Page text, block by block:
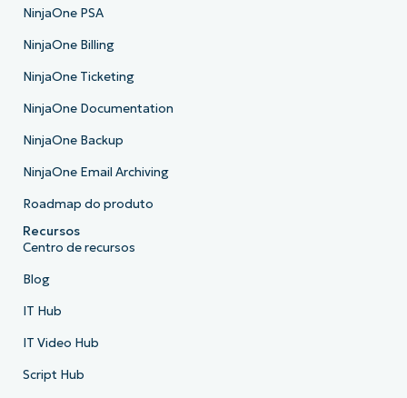
NinjaOne PSA
NinjaOne Billing
NinjaOne Ticketing
NinjaOne Documentation
NinjaOne Backup
NinjaOne Email Archiving
Roadmap do produto
Recursos
Centro de recursos
Blog
IT Hub
IT Video Hub
Script Hub